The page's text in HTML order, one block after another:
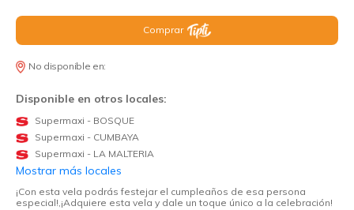
Comprar
No disponible en:
Disponible en otros locales:
Supermaxi - BOSQUE
Supermaxi - CUMBAYA
Supermaxi - LA MALTERIA
Mostrar más locales
¡Con esta vela podrás festejar el cumpleaños de esa persona
especial!,¡Adquiere esta vela y dale un toque único a la celebración!